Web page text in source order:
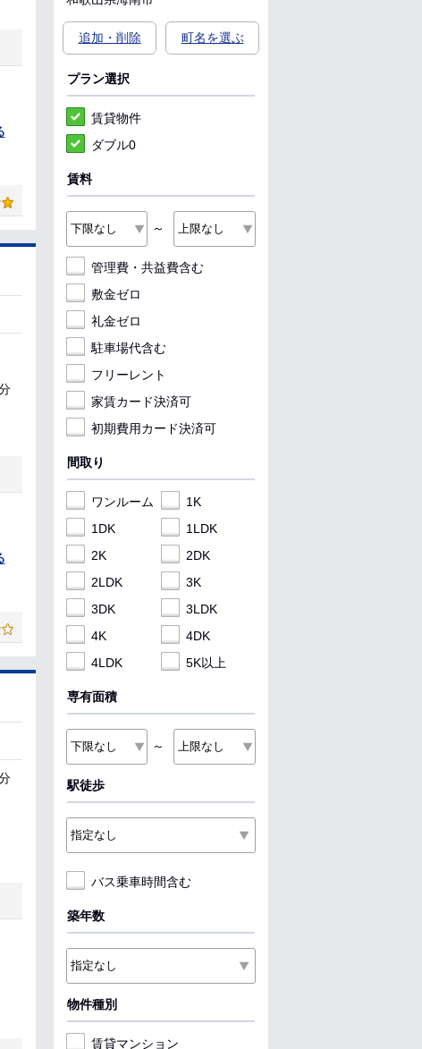
追加・削除 町名を選ぶ
プラン選択
賃貸物件
ダブル0
賃料
～
管理費・共益費含む
敷金ゼロ
礼金ゼロ
駐車場代含む
フリーレント
家賃カード決済可
初期費用カード決済可
間取り
ワンルーム
1K
1DK
1LDK
2K
2DK
2LDK
3K
3DK
3LDK
4K
4DK
4LDK
5K以上
専有面積
～
駅徒歩
バス乗車時間含む
築年数
物件種別
賃貸マンション